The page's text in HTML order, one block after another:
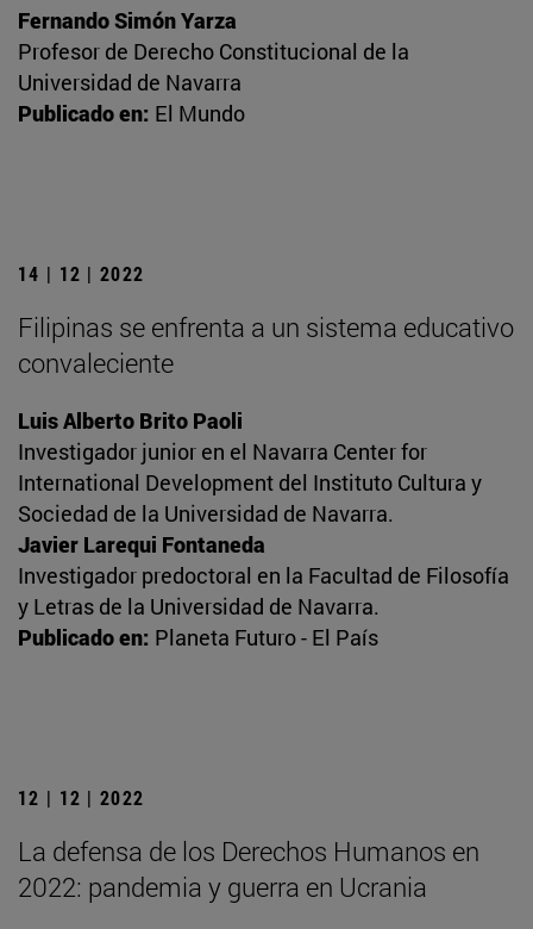
Fernando Simón Yarza
Profesor de Derecho Constitucional de la
Universidad de Navarra
Publicado en: El Mundo
14 | 12 | 2022
Filipinas se enfrenta a un sistema educativo
convaleciente
Luis Alberto Brito Paoli
Investigador junior en el Navarra Center for
International Development del Instituto Cultura y
Sociedad de la Universidad de Navarra.
Javier Larequi Fontaneda
Investigador predoctoral en la Facultad de Filosofía
y Letras de la Universidad de Navarra.
Publicado en: Planeta Futuro - El País
12 | 12 | 2022
La defensa de los Derechos Humanos en
2022: pandemia y guerra en Ucrania